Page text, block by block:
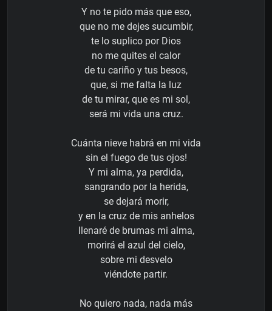
Y no te pido más que eso,
que no me dejes sucumbir,
te lo suplico por Dios
no me quites el calor
de tu cariño y tus besos,
que, si me falta la luz
de tu mirar, que es mi sol,
será mi vida una cruz.
Cuánta nieve habrá en mi vida
sin el fuego de tus ojos!
Y mi alma, ya perdida,
sangrando por la herida,
se dejará morir,
y en la cruz de mis anhelos
llenaré de brumas mi alma,
morirá el azul del cielo,
sobre mi desvelo
viéndote partir.
No quiero nada, nada más